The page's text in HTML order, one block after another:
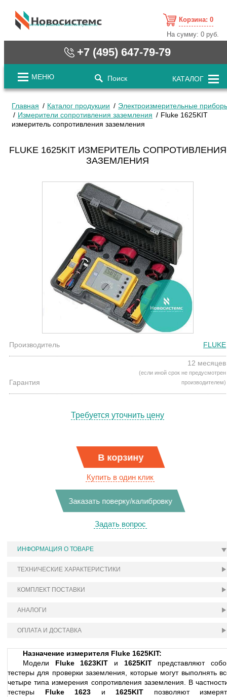
cистемные решения / www.novosystems.ru
Корзина: 0
На сумму:0 руб.
+7 (495) 647-79-79
МЕНЮ Поиск КАТАЛОГ
Главная Каталог продукции
Электроизмерительные
Измерители сопротивления заземления
Fluke 1625KIT
измеритель сопротивления заземления
FLUKE 1625KIT ИЗМЕРИТЕЛЬ СОПРОТИВЛЕНИЯ
ЗАЗЕМЛЕНИЯ
Производитель FLUKE
Гарантия
12 месяцев
(если иной срок не предусмотрен
производителем)
Требуется уточнить цену
В корзину
Купить в один клик
Заказать поверку/калибровку
Задать вопрос
ИНФОРМАЦИЯ О ТОВАРЕ
ТЕХНИЧЕСКИЕ ХАРАКТЕРИСТИКИ
КОМПЛЕКТ ПОСТАВКИ
АНАЛОГИ
ОПЛАТА И ДОСТАВКА
Назначение измерителя Fluke 1625KIT:
Модели Fluke 1623KIT и 1625KITпредставляют
тестеры для проверки заземления, которые могут выполнять
четыре типа измерения сопротивления заземления. В
тестеры Fluke 1623 и 1625KIT позволяют